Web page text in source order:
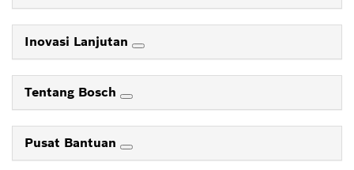
Inovasi Lanjutan
Tentang Bosch
Pusat Bantuan